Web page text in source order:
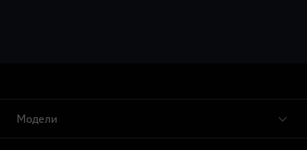
Модели